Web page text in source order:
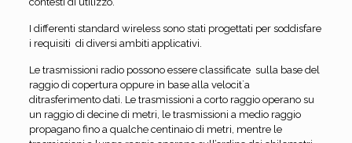
I differenti standard wireless sono stati progettati per soddisfare
i requisiti di diversi ambiti applicativi.
Le trasmissioni radio possono essere classificate sulla base del
raggio di copertura oppure in base alla velocit`a
ditrasferimento dati. Le trasmissioni a corto raggio operano su
un raggio di decine di metri, le trasmissioni a medio raggio
propagano fino a qualche centinaio di metri, mentre le